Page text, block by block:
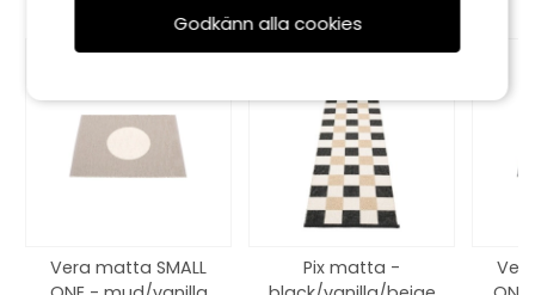
Vera matta SMALL
Pix matta -
Godkänn alla cookies